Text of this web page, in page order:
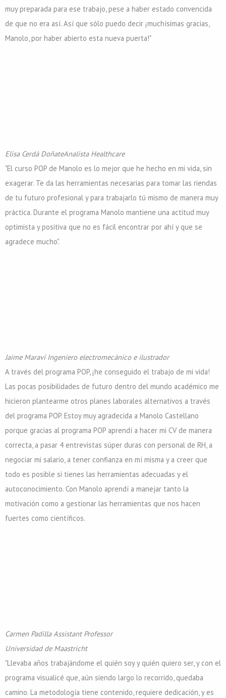
muy preparada para ese trabajo, pese a haber estado convencida
de que no era así. Así que sólo puedo decir ¡muchísimas gracias,
Manolo, por haber abierto esta nueva puerta!"
Elisa Cerdá DoñateAnalista Healthcare
"El curso POP de Manolo es lo mejor que he hecho en mi vida, sin
exagerar. Te da las herramientas necesarias para tomar las riendas
de tu futuro profesional y para trabajarlo tú mismo de manera muy
práctica. Durante el programa Manolo mantiene una actitud muy
optimista y positiva que no es fácil encontrar por ahí y que se
agradece mucho".
Jaime MaravíIngeniero electromecánico e ilustrador
A través del programa POP, ¡he conseguido el trabajo de mi vida!
Las pocas posibilidades de futuro dentro del mundo académico me
hicieron plantearme otros planes laborales alternativos a través
del programa POP. Estoy muy agradecida a Manolo Castellano
porque gracias al programa POP aprendí a hacer mi CV de manera
correcta, a pasar 4 entrevistas súper duras con personal de RH, a
negociar mi salario, a tener confianza en mí misma y a creer que
todo es posible si tienes las herramientas adecuadas y el
autoconocimiento. Con Manolo aprendí a manejar tanto la
motivación como a gestionar las herramientas que nos hacen
fuertes como científicos.
Carmen PadillaAssistant Professor
Universidad de Maastricht
"Llevaba años trabajándome el quién soy y quién quiero ser, y con el
programa visualicé que, aún siendo largo lo recorrido, quedaba
camino. La metodología tiene contenido, requiere dedicación, y es